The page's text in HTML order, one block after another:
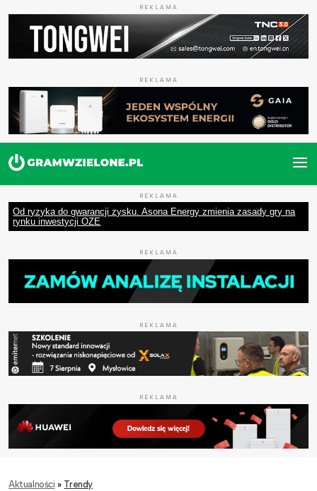
REKLAMA
REKLAMA
REKLAMA
Od ryzyka do gwarancji zysku. Asona Energy zmienia zasady gry na
rynku inwestycji OZE
REKLAMA
REKLAMA
REKLAMA
Aktualności » Trendy